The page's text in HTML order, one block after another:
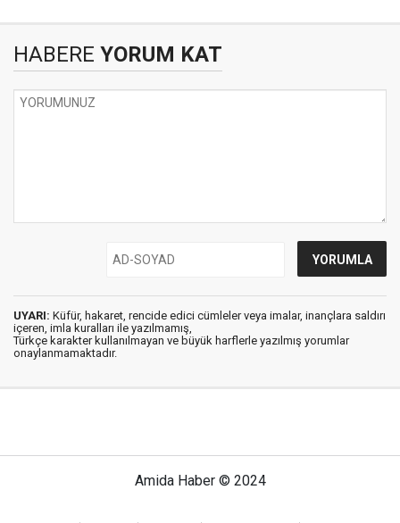
HABERE YORUM KAT
UYARI: Küfür, hakaret, rencide edici cümleler veya imalar, inançlara saldırı
içeren, imla kuralları ile yazılmamış,
Türkçe karakter kullanılmayan ve büyük harflerle yazılmış yorumlar
onaylanmamaktadır.
Amida Haber © 2024